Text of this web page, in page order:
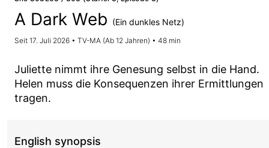
A Dark Web (Ein dunkles Netz)
Seit 17. Juli 2026 • TV-MA (Ab 12 Jahren) • 48 min
Juliette nimmt ihre Genesung selbst in die Hand.
Helen muss die Konsequenzen ihrer Ermittlungen
tragen.
English synopsis